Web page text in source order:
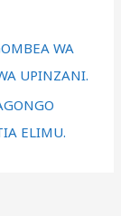
WA
UPINZANI.
ELIMU.